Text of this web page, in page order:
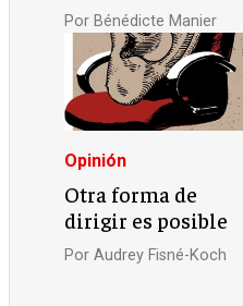
Por Bénédicte Manier
Opinión
Otra forma de
dirigir es posible
PorAudrey Fisné-Koch